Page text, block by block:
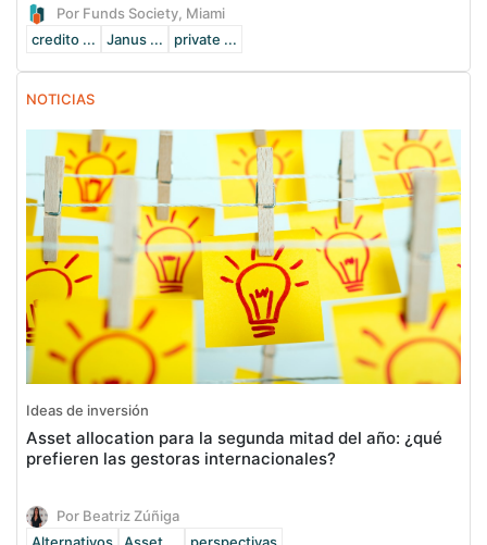
Por Funds Society, Miami
credito ...
Janus ... private ...
NOTICIAS
Ideas de inversión
Asset allocation para la segunda mitad del año: ¿qué
prefieren las gestoras internacionales?
Por Beatriz Zúñiga